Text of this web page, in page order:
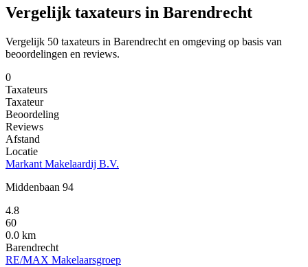
Vergelijk taxateurs in Barendrecht
Vergelijk 50 taxateurs in Barendrecht en omgeving op basis van
beoordelingen en reviews.
0
Taxateurs
Taxateur
Beoordeling
Reviews
Afstand
Locatie
Markant Makelaardij B.V.
Middenbaan 94
4.8
60
0.0 km
Barendrecht
RE/MAX Makelaarsgroep